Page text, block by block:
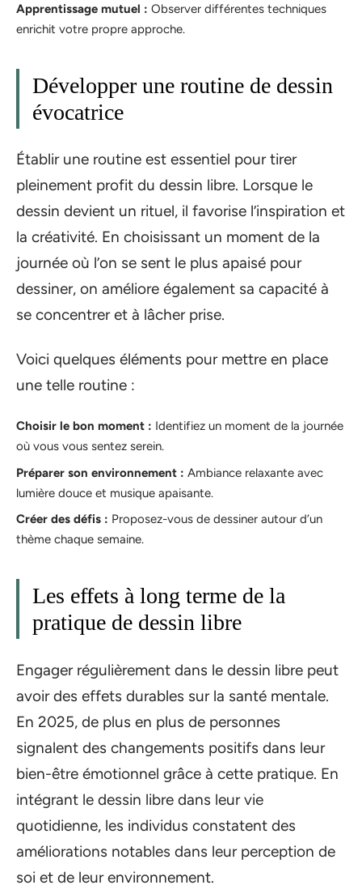
Apprentissage mutuel : Observer différentes techniques
enrichit votre propre approche.
Développer une routine de dessin
évocatrice
Établir une routine est essentiel pour tirer
pleinement profit du dessin libre. Lorsque le
dessin devient un rituel, il favorise l’inspiration et
la créativité. En choisissant un moment de la
journée où l’on se sent le plus apaisé pour
dessiner, on améliore également sa capacité à
se concentrer et à lâcher prise.
Voici quelques éléments pour mettre en place
une telle routine :
Choisir le bon moment : Identifiez un moment de la journée
où vous vous sentez serein.
Préparer son environnement : Ambiance relaxante avec
lumière douce et musique apaisante.
Créer des défis : Proposez-vous de dessiner autour d’un
thème chaque semaine.
Les effets à long terme de la
pratique de dessin libre
Engager régulièrement dans le dessin libre peut
avoir des effets durables sur la santé mentale.
En 2025, de plus en plus de personnes
signalent des changements positifs dans leur
bien-être émotionnel grâce à cette pratique. En
intégrant le dessin libre dans leur vie
quotidienne, les individus constatent des
améliorations notables dans leur perception de
soi et de leur environnement.